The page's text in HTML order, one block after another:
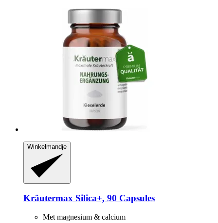
Winkelmandje
Kräutermax Silica+, 90 Capsules
Met magnesium & calcium